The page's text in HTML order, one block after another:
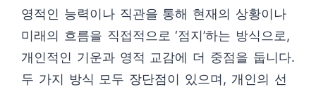
영적인 능력이나 직관을 통해 현재의 상황이나
미래의 흐름을 직접적으로 ‘점지’하는 방식으로,
개인적인 기운과 영적 교감에 더 중점을 둡니다.
두 가지 방식 모두 장단점이 있으며, 개인의 선